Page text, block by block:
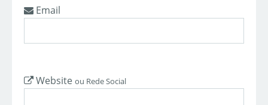
Email
Website ou Rede Social